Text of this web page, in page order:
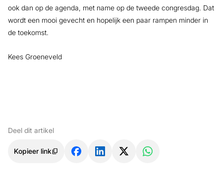
ook dan op de agenda, met name op de tweede congresdag. Dat
wordt een mooi gevecht en hopelijk een paar rampen minder in
de toekomst.
Kees Groeneveld
Deel dit artikel
Kopieer link